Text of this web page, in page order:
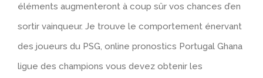
éléments augmenteront à coup sûr vos chances d’en
sortir vainqueur. Je trouve le comportement énervant
des joueurs du PSG, online pronostics Portugal Ghana
ligue des champions vous devez obtenir les